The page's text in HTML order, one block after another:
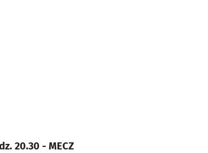
20.30 - MECZ